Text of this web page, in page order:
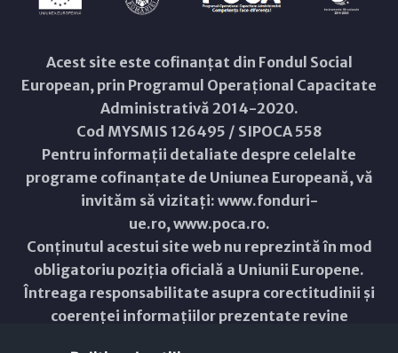
Acest site este cofinanțat din Fondul Social
European, prin Programul Operațional Capacitate
Administrativă 2014-2020.
Cod MYSMIS 126495 / SIPOCA 558
Pentru informații detaliate despre celelalte
programe cofinanțate de Uniunea Europeană, vă
invităm să vizitați: www.fonduri-
ue.ro,www.poca.ro.
Conținutul acestui site web nu reprezintă în mod
obligatoriu poziția oficială a Uniunii Europene.
Întreaga responsabilitate asupra corectitudinii și
coerenței informațiilor prezentate revine